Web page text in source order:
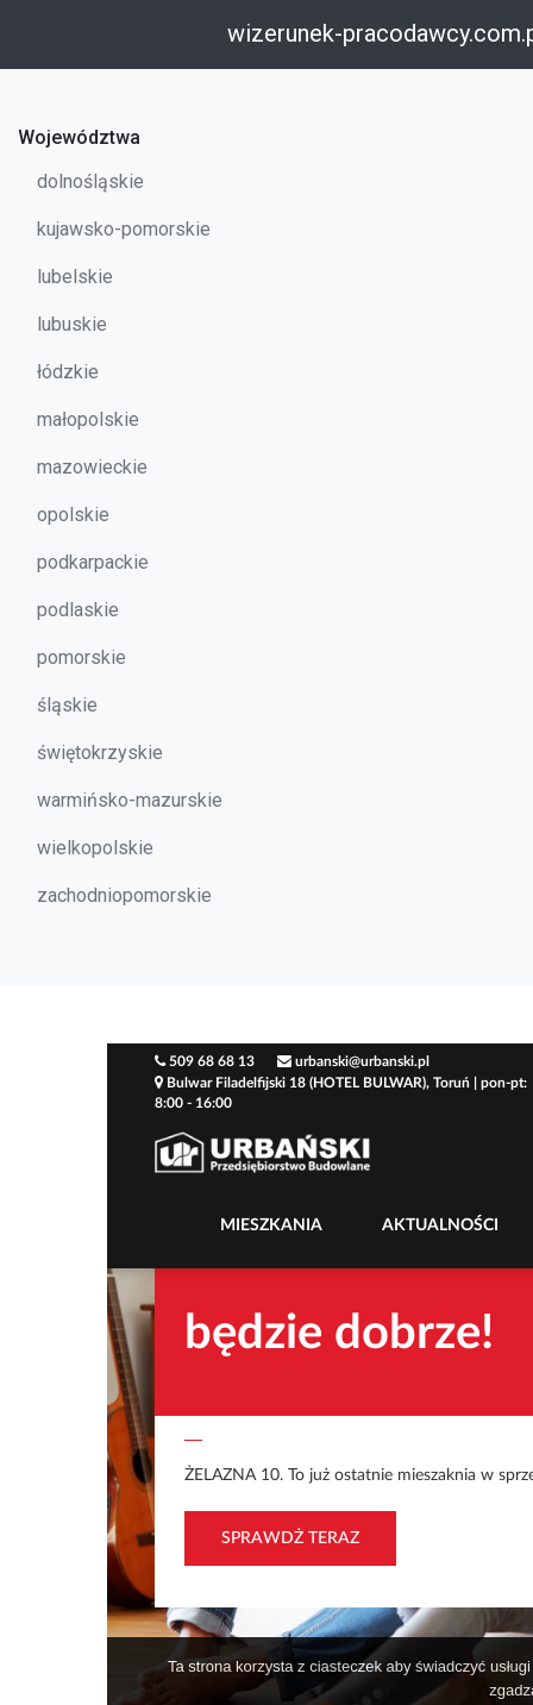
wizerunek-
Województwa
dolnośląskie
kujawsko-pomorskie
lubelskie
lubuskie
łódzkie
małopolskie
mazowieckie
opolskie
podkarpackie
podlaskie
pomorskie
śląskie
świętokrzyskie
warmińsko-mazurskie
wielkopolskie
zachodniopomorskie